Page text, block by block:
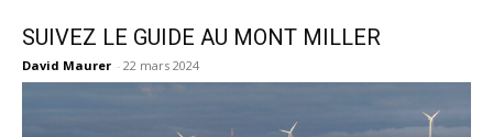
SUIVEZ LE GUIDE AU MONT MILLER
David Maurer - 22 mars 2024